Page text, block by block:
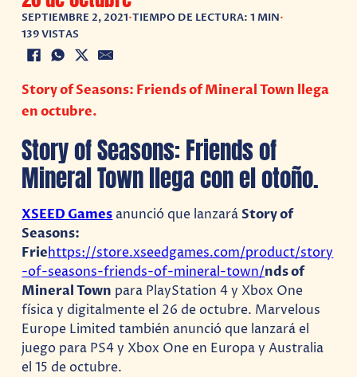
SEPTIEMBRE 2, 2021•TIEMPO DE LECTURA: 1 MIN•
139 VISTAS
Story of Seasons: Friends of Mineral Town llega
en octubre.
Story of Seasons: Friends of
Mineral Town llega con el otoño.
XSEED Games anunció que lanzaráStory of
Seasons:
Friehttps://store.xseedgames.com/product/story
-of-seasons-friends-of-mineral-town/nds of
Mineral Town para PlayStation 4 y Xbox One
física y digitalmente el 26 de octubre. Marvelous
Europe Limited también anunció que lanzará el
juego para PS4 y Xbox One en Europa y Australia
el 15 de octubre.